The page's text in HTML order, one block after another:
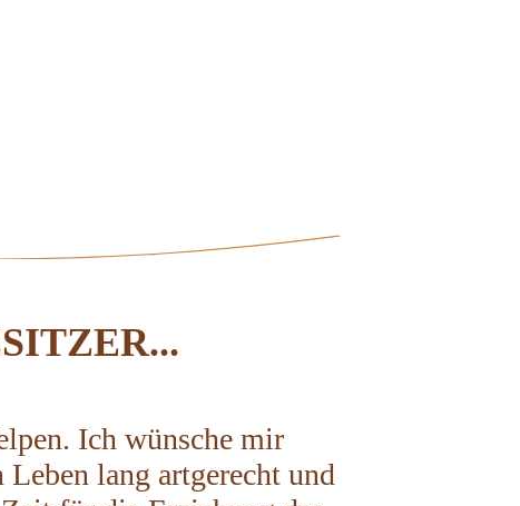
Ich wünsche mir
lang artgerecht und